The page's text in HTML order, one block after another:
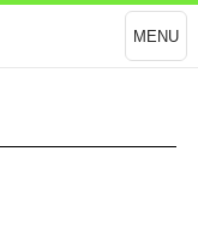
MENU